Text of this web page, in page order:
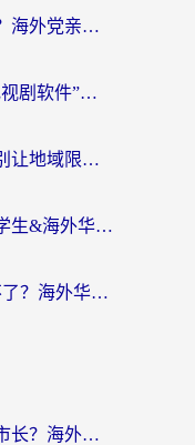
国外可以看央视影音吗知乎？海外党亲测有效的回国加速方案
海外党必看：选对“海外看电视剧软件”，再也不用愁国内剧刷不了
国外如何听国内音乐软件？别让地域限制，断了你的中文歌单
海外哪里能看奥运直播？留学生&海外华人必看的体育赛事观赛终极指南
12123交管在国外怎么使用不了？海外华人必看的无缝访问国内资源指南
意大利怎么玩模拟城市我是市长？海外党国服游戏加速终极攻略（附三国3量子特攻解决办法）